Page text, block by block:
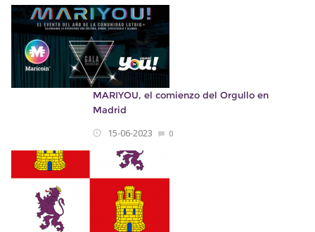
MARIYOU, el comienzo del Orgullo en
Madrid
15-06-2023 0